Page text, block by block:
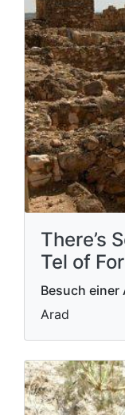
There’s
Tel of
Besuch
Arad